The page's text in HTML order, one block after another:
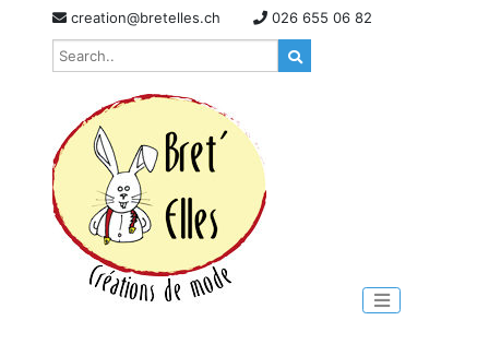
creation@bretelles.ch 026 655 06 82
Toggle